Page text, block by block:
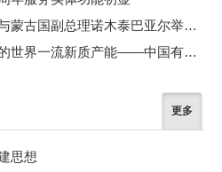
中铝集团董事长段向东与蒙古国副总理诺木泰巴亚尔举行会谈
锻造无愧时代无愧使命的世界一流新质产能——中国有色金属工业的战略应对与破局之道（二）
更多
思想